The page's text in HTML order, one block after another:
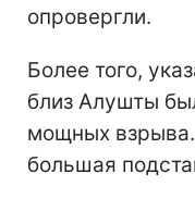
опровергли.
Более того,
близ Алушты
мощных
большая